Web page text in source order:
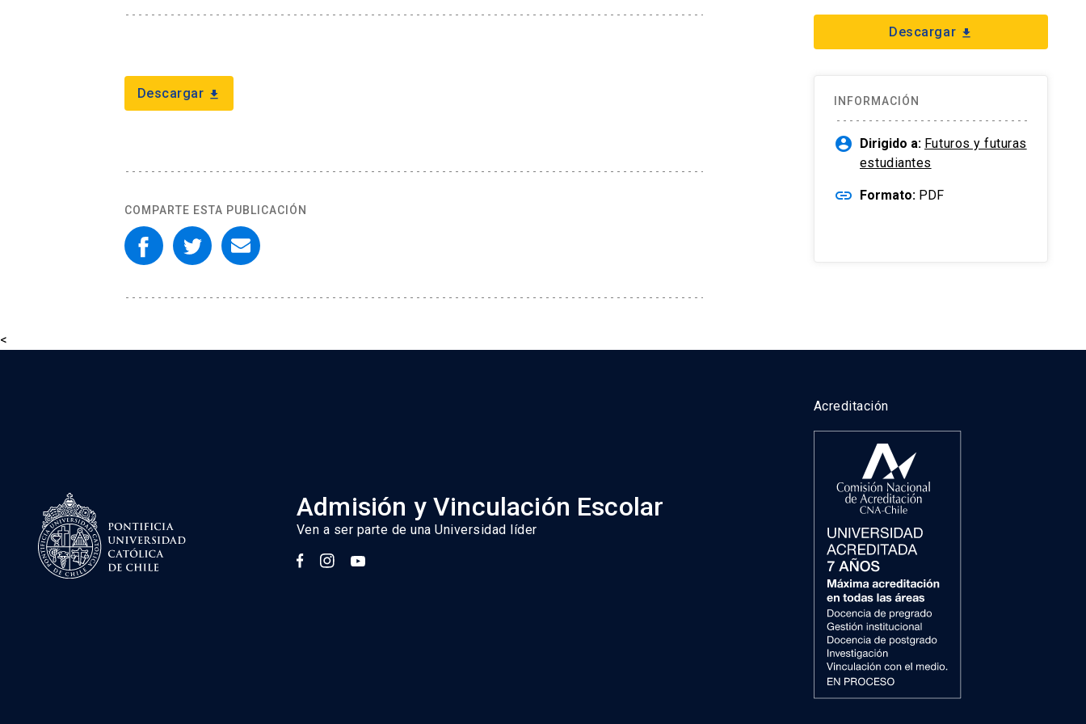
Descargar download
COMPARTE ESTA PUBLICACIÓN
Descargar download
INFORMACIÓN
account_circle Dirigido a: Futuros y futuras
estudiantes
link Formato:PDF
<
Admisión y Vinculación Escolar
Ven a ser parte de una Universidad líder
Acreditación